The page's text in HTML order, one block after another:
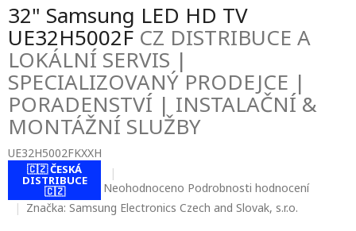
32" Samsung LED HD TV
UE32H5002F CZ DISTRIBUCE A
LOKÁLNÍ SERVIS |
SPECIALIZOVANÝ PRODEJCE |
PORADENSTVÍ | INSTALAČNÍ &
MONTÁŽNÍ SLUŽBY
UE32H5002FKXXH
🇨🇿 ČESKÁ
DISTRIBUCE
🇨🇿
Průměrné
hodnocení
produktu
Neohodnoceno Podrobnosti hodnocení
Značka: Samsung Electronics Czech and Slovak, s.r.o.